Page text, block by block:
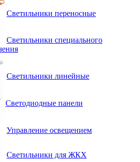
Светильники переносные
Светильники специального
Светильники линейные
Светодиодные панели
Управление освещением
Светильники для ЖКХ